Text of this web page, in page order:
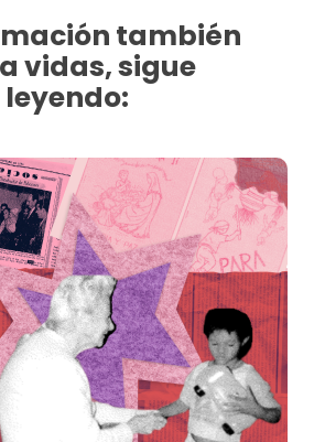
también
vidas, sigue
leyendo: